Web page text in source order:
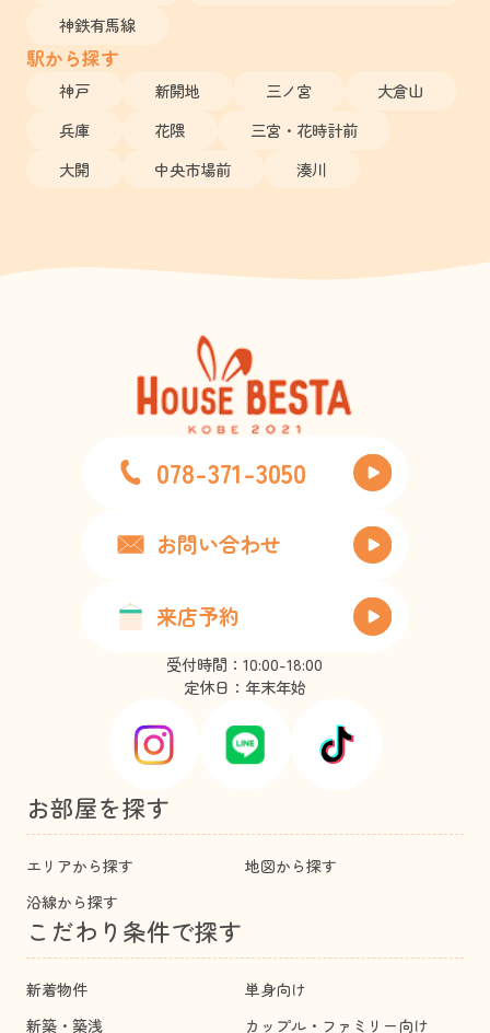
神鉄有馬線
駅から探す
神戸 新開地 三ノ宮
大倉山
兵庫
花隈
三宮・花時計前
大開
中央市場前 湊川
078-371-3050
お問い合わせ
来店予約
受付時間：10:00-18:00
定休日：年末年始
お部屋を探す
エリアから探す
地図から探す
沿線から探す
こだわり条件で探す
新着物件
単身向け
新築・築浅
カップル・ファミリー向け